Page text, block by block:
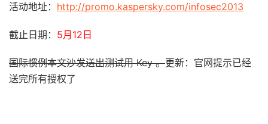
活动地址： http://promo.kaspersky.com/infosec2013
截止日期： 5月12日
国际惯例本文沙发送出测试用 Key 。更新：官网提示已经
送完所有授权了